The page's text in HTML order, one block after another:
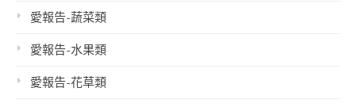
愛報告-蔬菜類
愛報告-水果類
愛報告-花草類